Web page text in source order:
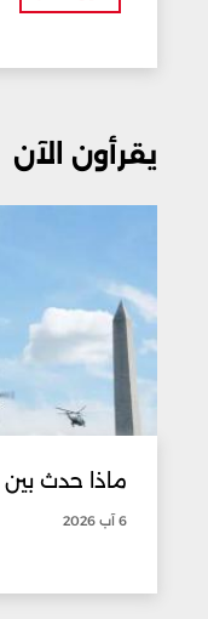
يقرأون الآن
ماذا حدث بين
6 آب 2026